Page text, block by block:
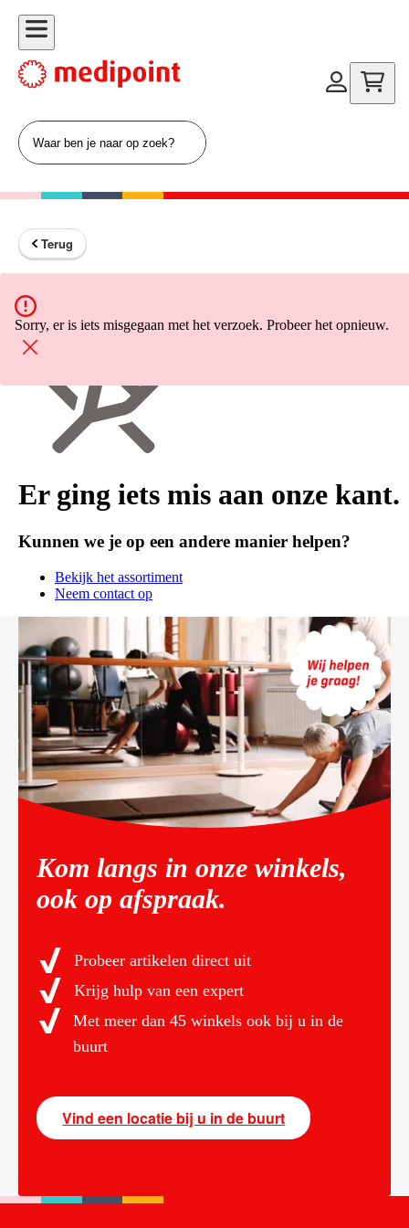
Terug
Sorry, er is iets misgegaan met het verzoek. Probeer het opnieuw.
Er ging iets mis aan onze kant.
Kunnen we je op een andere manier helpen?
Bekijk het assortiment
Neem contact op
Kom langs in onze winkels,
ook op afspraak.
Probeer artikelen direct uit
Krijg hulp van een expert
Met meer dan 45 winkels ook bij u in de
buurt
Vind een locatie bij u in de buurt